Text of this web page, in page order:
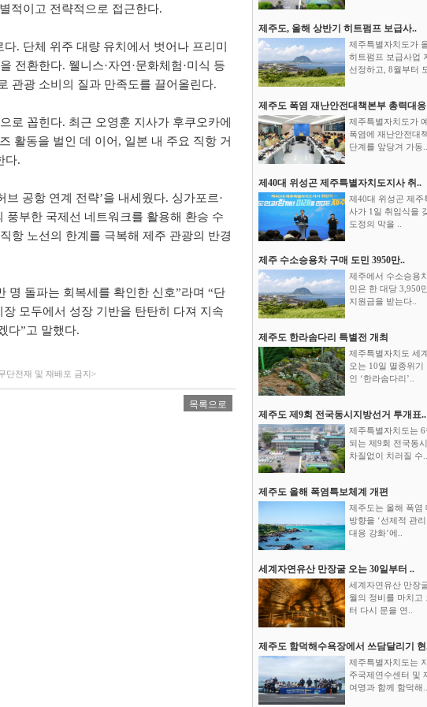
적이고 전략적으로 접근한다.
다. 단체 위주 대량 유치에서 벗어나 프리미
전환한다. 웰니스·자연 ·문화체험·미식 등
관광 소비의 질과 만족도를 끌어올린다.
로 꼽힌다. 최근 오영훈 지사가 후쿠오카에
활동을 벌인 데 이어 , 일본 내 주요 직항 거
다.
브 공항 연계 전략’을 내세웠다. 싱가포르·
풍부한 국제선 네트워크를 활용해 환승 수
직항 노선의 한계를 극복해 제주 관광의 반경
명 돌파는 회복세를 확인한 신호”라며 “단
장 모두에서 성장 기반을 탄탄히 다져 지속
다”고 말했다.
단전재 및 재배포 금지>
목록으로
제주도, 올해 상반기 히트펌프 보급사..
제주특별자치도가
히트펌프 보급사업
선정하고, 8월부터 도
제주도 폭염 재난안전대책본부 총력대응
제주특별자치도가
폭염에 재난안전대
단계를 앞당겨 가동..
제40대 위성곤 제주특별자치도지사 취..
제40대 위성곤 제주
사가 1일 취임식을
도정의 막을 ..
제주 수소승용차 구매 도민 3950만..
제주에서 수소승용
민은 한 대당 3,950
지원금을 받는다..
제주도 한라솜다리 특별전 개최
제주특별자치도 세
오는 10일 멸종위기
인 ‘한라솜다리’..
제주도 제9회 전국동시지방선거 투개표..
제주특별자치도는
되는 제9회 전국동
차질없이 치러질 수..
제주도 올해 폭염특보체계 개편
제주도는 올해 폭염
방향을 ‘선제적 관
대응 강화’에..
세계자연유산 만장굴 오는 30일부터 ..
세계자연유산 만장
월의 정비를 마치고
터 다시 문을 연..
제주도 함덕해수욕장에서 쓰담달리기
제주특별자치도는
주국제연수센터 및
여명과 함께 함덕해..